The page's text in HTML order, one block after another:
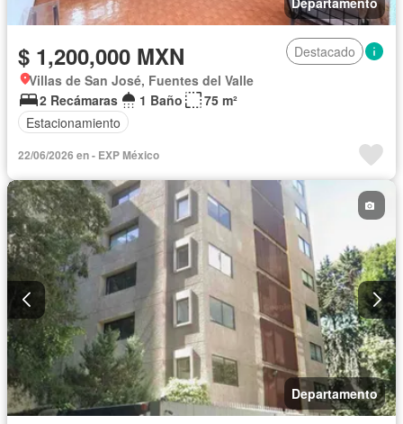
$ 1,200,000 MXN
Destacado
Villas de San José, Fuentes del Valle
2 Recámaras
1 Baño
75 m²
Estacionamiento
22/06/2026 en - EXP México
Departamento